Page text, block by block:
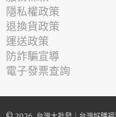
隱私權政策
退換貨政策
運送政策
防詐騙宣導
電子發票查詢